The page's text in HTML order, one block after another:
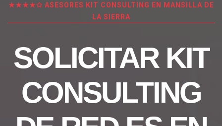
★★★★✩ ASESORES KIT CONSULTING EN MANSILLA DE
LA SIERRA
SOLICITAR KIT
CONSULTING